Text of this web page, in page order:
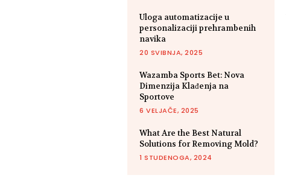
Uloga automatizacije u
personalizaciji prehrambenih
navika
20 SVIBNJA, 2025
Wazamba Sports Bet: Nova
Dimenzija Klađenja na
Sportove
6 VELJAČE, 2025
What Are the Best Natural
Solutions for Removing Mold?
1 STUDENOGA, 2024